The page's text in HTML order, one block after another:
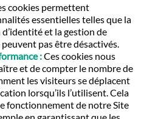
cookies permettent
essentielles telles que la
et la gestion de
pas être désactivés.
:Ces cookies nous
et de compter le nombre de
les visiteurs se déplacent
lorsqu’ils l’utilisent. Cela
fonctionnement de notre Site
en garantissant que les